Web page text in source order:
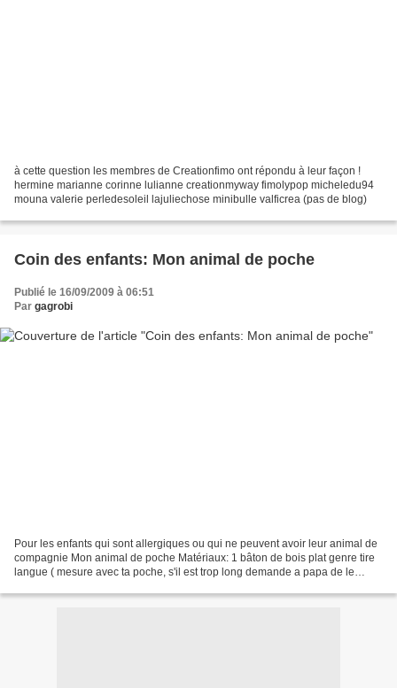
à cette question les membres de Creationfimo ont répondu à leur façon !
hermine marianne corinne lulianne creationmyway fimolypop micheledu94
mouna valerie perledesoleil lajuliechose minibulle valficrea (pas de blog)
Coin des enfants: Mon animal de poche
Publié le 16/09/2009 à 06:51
Par gagrobi
Pour les enfants qui sont allergiques ou qui ne peuvent avoir leur animal de
compagnie Mon animal de poche Matériaux: 1 bâton de bois plat genre tire
langue ( mesure avec ta poche, s'il est trop long demande a papa de le